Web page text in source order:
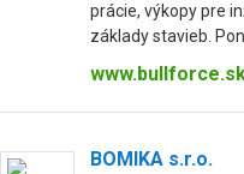
prácie, výkopy pre
základy stavieb.
BOMIKA s.r.o.